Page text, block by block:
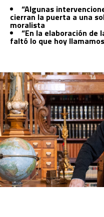
“Algunas
cierran la puerta a una
moralista
“En la elaboración de
faltó lo que hoy